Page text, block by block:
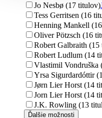
Jo Nesbø (17 titulov)
Tess Gerritsen (16
Henning Mankell
Oliver Pötzsch (16
Robert Galbraith
Robert Ludlum (14
Vlastimil Vondruška
Yrsa Sigurdardóttir
Jørn Lier Horst (14
Jorn Lier Horst (14
J.K. Rowling (13
Ďalšie možnosti